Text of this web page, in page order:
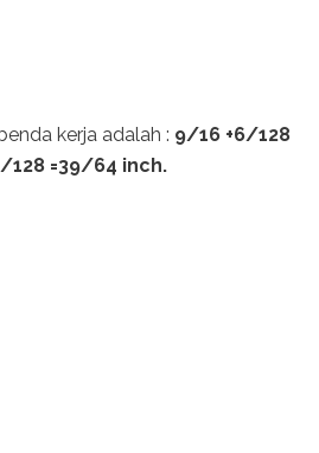
kerja adalah : 9/16 +6/128
128 =39/64 inch.